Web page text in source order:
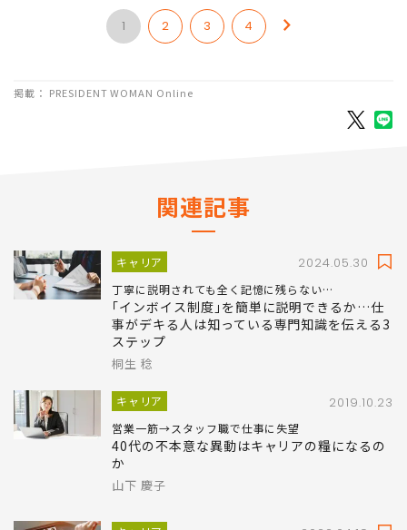
1 2 3 4
掲載： PRESIDENT WOMAN Online
関連記事
キャリア 2024.05.30
丁寧に説明されても全く記憶に残らない…
｢インボイス制度｣を簡単に説明できるか…仕
事がデキる人は知っている専門知識を伝える3
ステップ
桐生 稔
キャリア 2019.10.23
営業一筋→スタッフ職で仕事に失望
40代の不本意な異動はキャリアの糧になるの
か
山下 慶子